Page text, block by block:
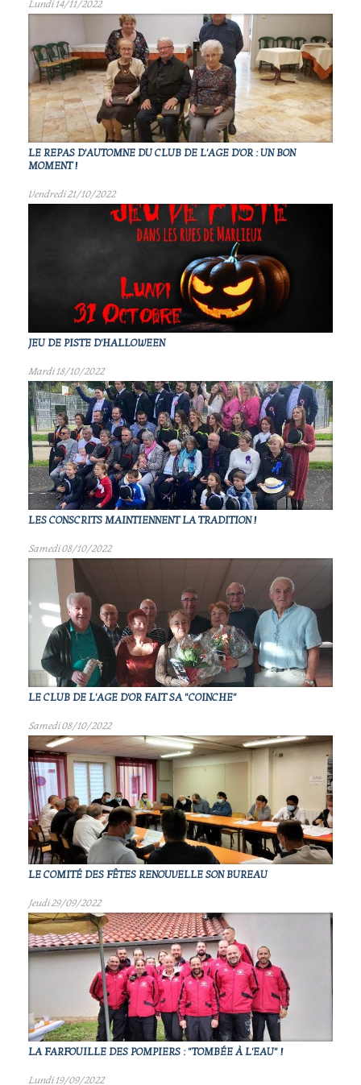
Lundi 14/11/2022
LE REPAS D'AUTOMNE DU CLUB DE L'AGE D'OR : UN BON
MOMENT !
Vendredi 21/10/2022
JEU DE PISTE D'HALLOWEEN
Mardi 18/10/2022
LES CONSCRITS MAINTIENNENT LA TRADITION !
Samedi 08/10/2022
LE CLUB DE L'AGE D'OR FAIT SA "COINCHE"
Samedi 08/10/2022
LE COMITÉ DES FÊTES RENOUVELLE SON BUREAU
Jeudi 29/09/2022
LA FARFOUILLE DES POMPIERS : "TOMBÉE À L'EAU" !
Lundi 19/09/2022